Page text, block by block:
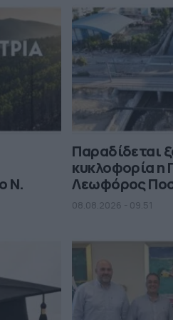
Ν.
Παραδίδεται
κυκλοφορία η
Λεωφόρος
08.08.2026 - 09.51